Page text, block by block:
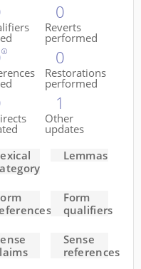
0
Reverts
performed
0
Restorations
performed
1
Other
updates
Lemmas
Form
qualifiers
Sense
references